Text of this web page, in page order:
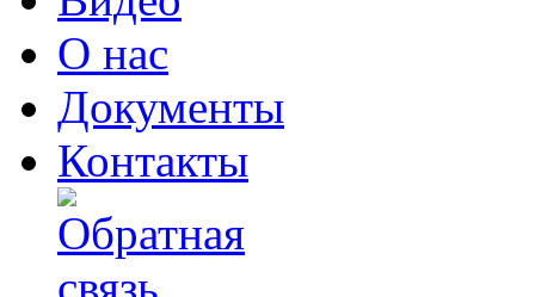
О нас
Документы
Контакты